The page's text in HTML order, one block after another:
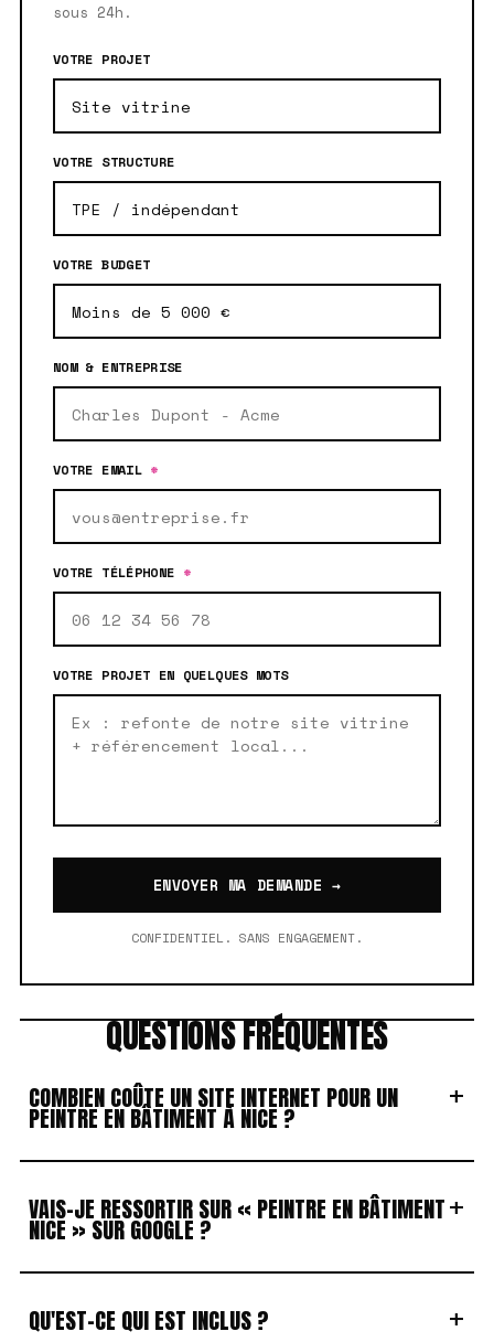
sous 24h.
VOTRE PROJET
VOTRE STRUCTURE
VOTRE BUDGET
NOM & ENTREPRISE
VOTRE EMAIL *
VOTRE TÉLÉPHONE *
VOTRE PROJET EN QUELQUES MOTS
ENVOYER MA DEMANDE →
CONFIDENTIEL. SANS ENGAGEMENT.
QUESTIONS FRÉQUENTES
COMBIEN COÛTE UN SITE INTERNET POUR UN
PEINTRE EN BÂTIMENT À NICE ?
+
VAIS-JE RESSORTIR SUR « PEINTRE EN BÂTIMENT
NICE » SUR GOOGLE ?
+
QU'EST-CE QUI EST INCLUS ? +